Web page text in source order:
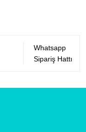
Whatsapp
Sipariş Hattı